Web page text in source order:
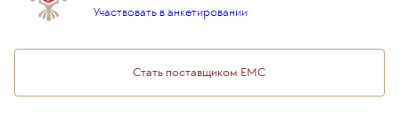
Подарочный сертификат EMC
Стать поставщиком ЕМС
Участвовать в анкетировании